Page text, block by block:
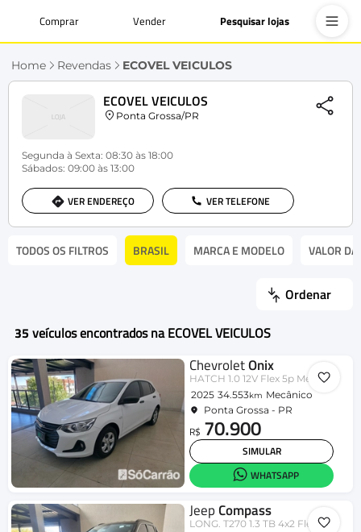
Comprar Vender Pesquisar lojas
Home Revendas ECOVEL VEICULOS
ECOVEL VEICULOS
Ponta Grossa/PR
Segunda à Sexta: 08:30 às 18:00
Sábados: 09:00 às 13:00
VER ENDEREÇO VER TELEFONE
TODOS OS FILTROS BRASIL MARCA E MODELO VALOR
Ordenar
35veículos encontrados na ECOVEL VEICULOS
ChevroletOnix
HATCH 1.0 12V Flex 5p Mec.
2025 34.553km Mecânico
Ponta Grossa - PR
R$ 70.900
SIMULAR
WHATSAPP
Jeep Compass
LONG. T270 1.3 TB 4x2 Flex Aut.